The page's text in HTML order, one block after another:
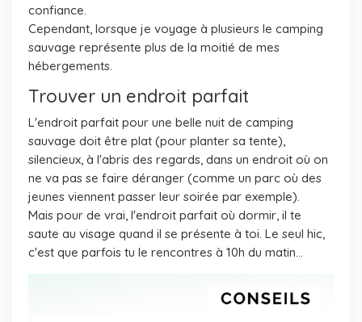
confiance.
Cependant, lorsque je voyage à plusieurs le camping
sauvage représente plus de la moitié de mes
hébergements.
Trouver un endroit parfait
L'endroit parfait pour une belle nuit de camping
sauvage doit être plat (pour planter sa tente),
silencieux, à l'abris des regards, dans un endroit où on
ne va pas se faire déranger (comme un parc où des
jeunes viennent passer leur soirée par exemple).
Mais pour de vrai, l'endroit parfait où dormir, il te
saute au visage quand il se présente à toi. Le seul hic,
c'est que parfois tu le rencontres à 10h du matin...